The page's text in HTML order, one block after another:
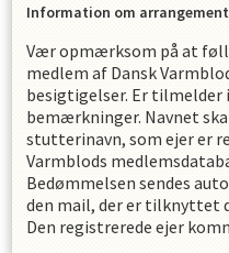
Information om
Vær opmærksom på at
medlem af Dansk
besigtigelser. Er tilmelder
bemærkninger. Navnet
stutterinavn, som ejer er
Varmblods
Bedømmelsen sendes
den mail, der er tilknyttet
Den registrerede ejer